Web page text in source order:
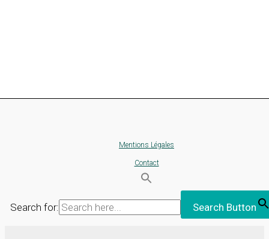
Mentions Légales
Contact
Search for: Search Button